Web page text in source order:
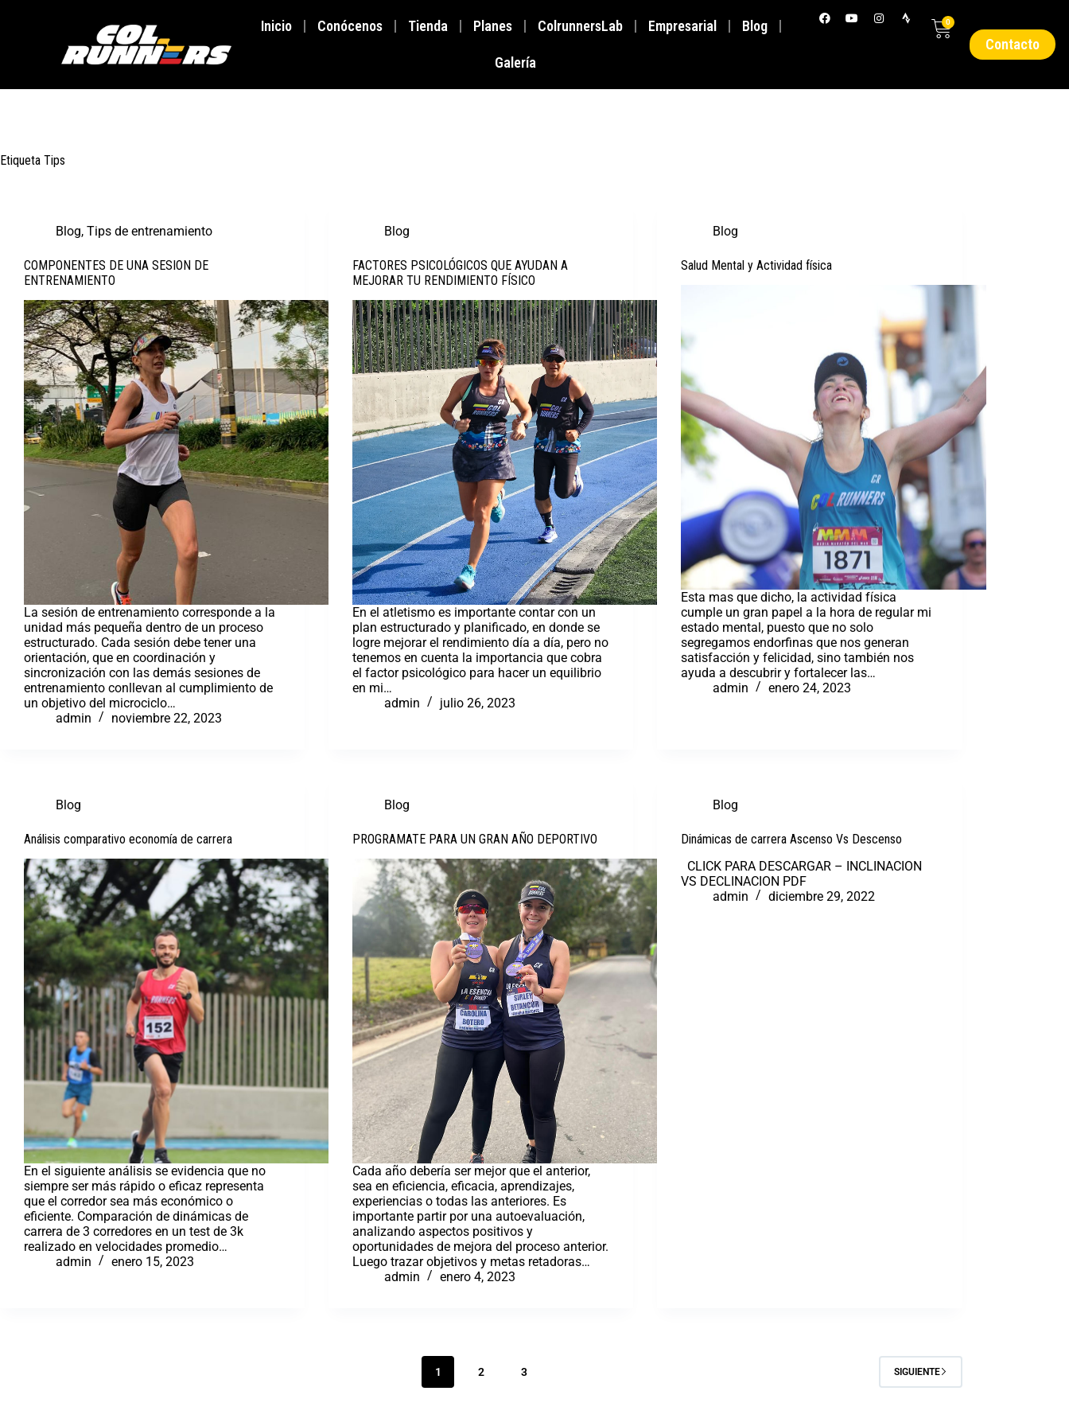
Inicio Conócenos Tienda Planes ColrunnersLab Empresarial Blog
Galería
0
Contacto
Etiqueta Tips
Blog, Tips de entrenamiento
COMPONENTES DE UNA SESION DE
ENTRENAMIENTO
La sesión de entrenamiento corresponde a la
unidad más pequeña dentro de un proceso
estructurado. Cada sesión debe tener una
orientación, que en coordinación y
sincronización con las demás sesiones de
entrenamiento conllevan al cumplimiento de
un objetivo del microciclo…
admin
noviembre 22, 2023
Blog
FACTORES PSICOLÓGICOS QUE AYUDAN A
MEJORAR TU RENDIMIENTO FÍSICO
En el atletismo es importante contar con un
plan estructurado y planificado, en donde se
logre mejorar el rendimiento día a día, pero no
tenemos en cuenta la importancia que cobra
el factor psicológico para hacer un equilibrio
en mi…
admin
julio 26, 2023
Blog
Salud Mental y Actividad física
Esta mas que dicho, la actividad física
cumple un gran papel a la hora de regular mi
estado mental, puesto que no solo
segregamos endorfinas que nos generan
satisfacción y felicidad, sino también nos
ayuda a descubrir y fortalecer las…
admin
enero 24, 2023
Blog
Análisis comparativo economía de carrera
En el siguiente análisis se evidencia que no
siempre ser más rápido o eficaz representa
que el corredor sea más económico o
eficiente. Comparación de dinámicas de
carrera de 3 corredores en un test de 3k
realizado en velocidades promedio…
admin
enero 15, 2023
Blog
PROGRAMATE PARA UN GRAN AÑO DEPORTIVO
Cada año debería ser mejor que el anterior,
sea en eficiencia, eficacia, aprendizajes,
experiencias o todas las anteriores. Es
importante partir por una autoevaluación,
analizando aspectos positivos y
oportunidades de mejora del proceso anterior.
Luego trazar objetivos y metas retadoras…
admin
enero 4, 2023
Blog
Dinámicas de carrera Ascenso Vs Descenso
CLICK PARA DESCARGAR – INCLINACION
VS DECLINACION PDF
admin
diciembre 29, 2022
1 2 3 SIGUIENTE